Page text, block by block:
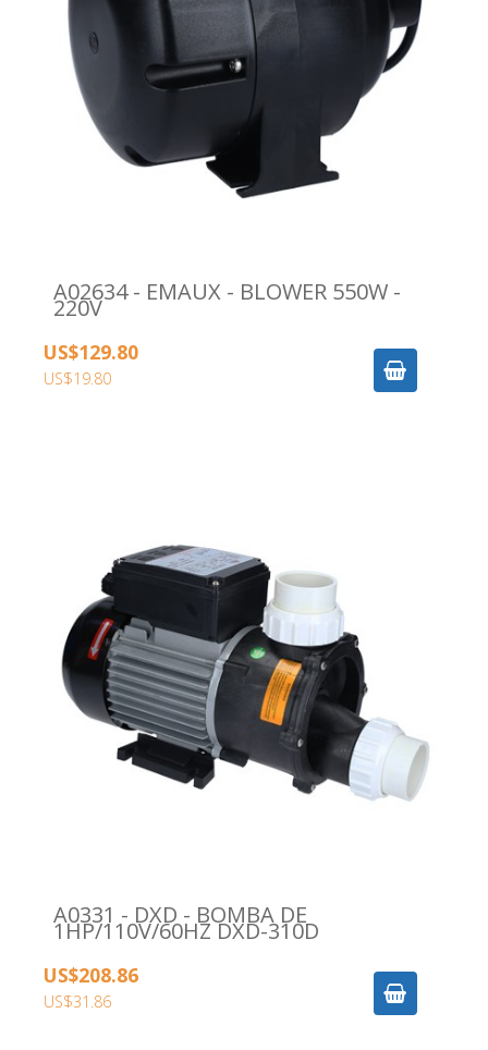
A02634 - EMAUX - BLOWER 550W -
220V
US$129.80
US$19.80
A0331 - DXD - BOMBA DE
1HP/110V/60HZ DXD-310D
US$208.86
US$31.86